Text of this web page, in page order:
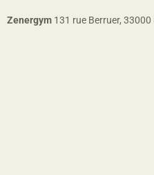
Zenergym 131 rue Berruer,